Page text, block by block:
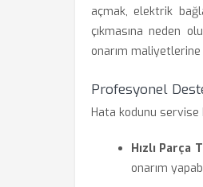
açmak, elektrik
çıkmasına neden
onarım
Profesyonel
Hata kodunu servise
Hızlı Parça
onarım